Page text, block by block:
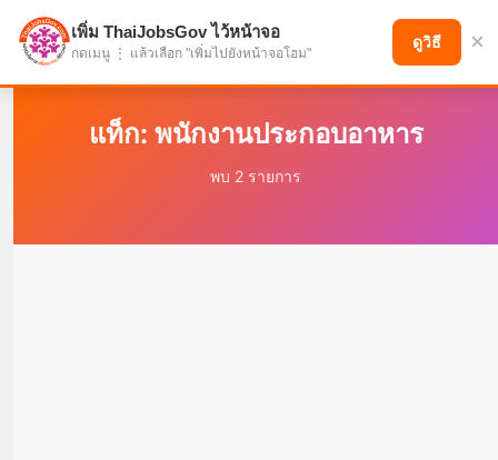
แบ่งปันโอกาส เพื่ออนาคตที่ก้าวหน้า
แท็ก: พนักงานประกอบอาหาร
พบ 2 รายการ
เพิ่ม ThaiJobsGov ไว้หน้าจอ
กดเมนู ⋮ แล้วเลือก "เพิ่มไปยังหน้าจอโฮม"
ดูวิธี ×